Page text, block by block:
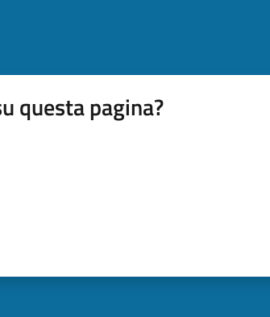
questa pagina?